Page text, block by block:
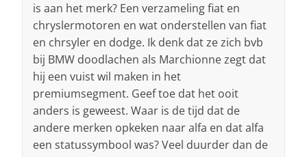
is aan het merk? Een verzameling fiat en
chryslermotoren en wat onderstellen van fiat
en chrsyler en dodge. Ik denk dat ze zich bvb
bij BMW doodlachen als Marchionne zegt dat
hij een vuist wil maken in het
premiumsegment. Geef toe dat het ooit
anders is geweest. Waar is de tijd dat de
andere merken opkeken naar alfa en dat alfa
een statussymbool was? Veel duurder dan de